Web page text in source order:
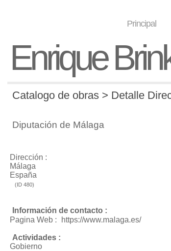
Principal
Enrique
Catalogo de obras > Detalle
Diputación de Málaga
Dirección :
Málaga
España
(ID 480)
Información de contacto :
Pagina Web :
https://www.malaga.es/
Actividades :
Gobierno